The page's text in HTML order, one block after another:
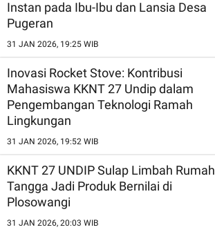
Instan pada Ibu-Ibu dan Lansia Desa
Pugeran
31 JAN 2026, 19:25 WIB
Inovasi Rocket Stove: Kontribusi
Mahasiswa KKNT 27 Undip dalam
Pengembangan Teknologi Ramah
Lingkungan
31 JAN 2026, 19:52 WIB
KKNT 27 UNDIP Sulap Limbah Rumah
Tangga Jadi Produk Bernilai di
Plosowangi
31 JAN 2026, 20:03 WIB